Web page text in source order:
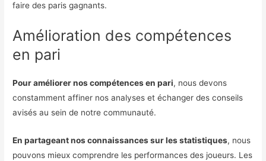
faire des paris gagnants.
Amélioration des compétences
en pari
Pour améliorer nos compétences en pari, nous devons
constamment affiner nos analyses et échanger des conseils
avisés au sein de notre communauté.
En partageant nos connaissances sur les statistiques, nous
pouvons mieux comprendre les performances des joueurs. Les